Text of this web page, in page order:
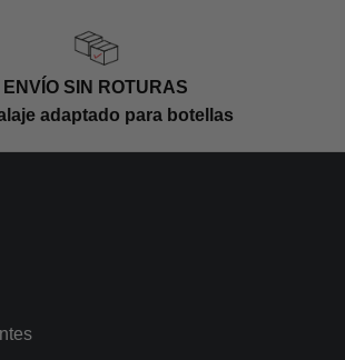
ENVÍO SIN ROTURAS
adaptado para botellas